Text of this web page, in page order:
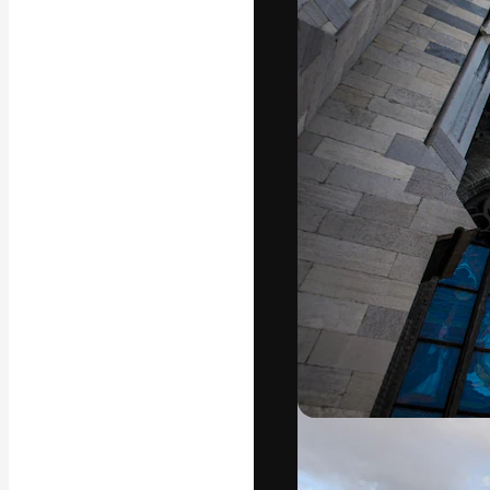
La plataforma
trabajo. Más
entre
estudios.
Español